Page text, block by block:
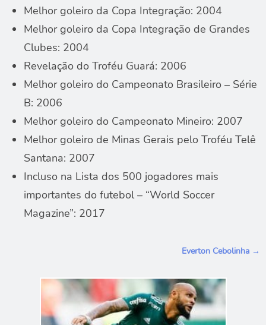
Melhor goleiro da Copa Integração: 2004
Melhor goleiro da Copa Integração de Grandes
Clubes: 2004
Revelação do Troféu Guará: 2006
Melhor goleiro do Campeonato Brasileiro – Série
B: 2006
Melhor goleiro do Campeonato Mineiro: 2007
Melhor goleiro de Minas Gerais pelo Troféu Telê
Santana: 2007
Incluso na Lista dos 500 jogadores mais
importantes do futebol – “World Soccer
Magazine”: 2017
Everton Cebolinha →